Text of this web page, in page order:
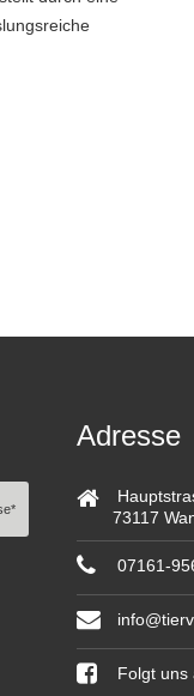
Adresse
73117
07161-
Folgt uns